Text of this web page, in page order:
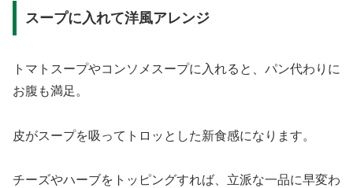
スープに入れて洋風アレンジ
トマトスープやコンソメスープに入れると、パン代わりに
お腹も満足。
皮がスープを吸ってトロッとした新食感になります。
チーズやハーブをトッピングすれば、立派な一品に早変わ